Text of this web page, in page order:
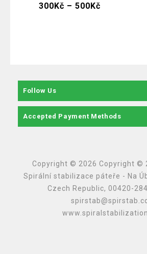
300Kč – 500Kč
Follow Us
Accepted Payment Methods
Copyright © 2026 Copyright ©
Spirální stabilizace páteře - Na
Czech Republic, 00420-